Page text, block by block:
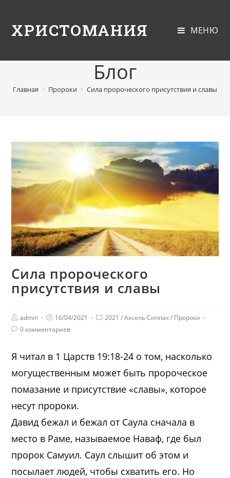
ХРИСТОМАНИЯ МЕНЮ
Блог
Главная > Пророки > Сила пророческого присутствия и славы
Сила пророческого
присутствия и славы
admin 16/04/2021 2021 / Аксель Сиппах / Пророки
0 комментариев
Я читал в 1 Царств 19:18-24 о том, насколько
могущественным может быть пророческое
помазание и присутствие «славы», которое
несут пророки.
Давид бежал и бежал от Саула сначала в
место в Раме, называемое Наваф, где был
пророк Самуил. Саул слышит об этом и
посылает людей, чтобы схватить его. Но